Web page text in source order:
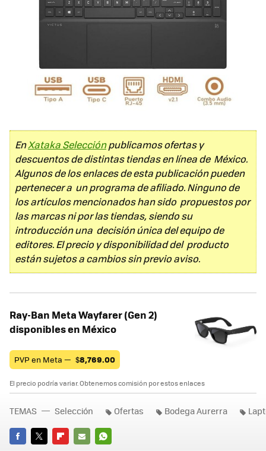
EnXataka Selecciónpublicamos ofertas y
descuentos de distintas tiendas en línea de México.
Algunos de los enlaces de esta publicación pueden
pertenecer a un programa de afiliado. Ninguno de
los artículos mencionados han sido propuestos por
las marcas ni por las tiendas, siendo su
introducción una decisión única del equipo de
editores. El precio y disponibilidad del producto
están sujetos a cambios sin previo aviso.
Ray-Ban Meta Wayfarer (Gen 2)
disponibles en México
PVP en Meta — $8,769.00
El precio podría variar. Obtenemos comisión por estos enlaces
TEMAS Selección Ofertas Bodega Aurerra